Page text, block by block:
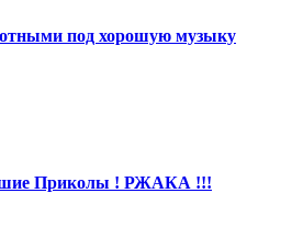
под хорошую музыку
Приколы ! РЖАКА !!!